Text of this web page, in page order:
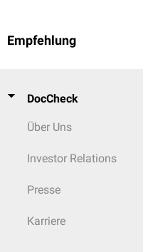
Empfehlung
DocCheck
Über Uns
Investor Relations
Presse
Karriere